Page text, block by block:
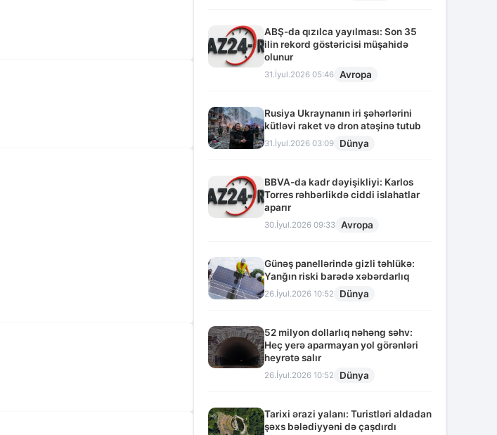
ABŞ-da qızılca yayılması: Son 35
ilin rekord göstəricisi müşahidə
olunur
31.İyul.2026 05:46 Avropa
Rusiya Ukraynanın iri şəhərlərini
kütləvi raket və dron atəşinə tutub
31.İyul.2026 03:09 Dünya
BBVA-da kadr dəyişikliyi: Karlos
Torres rəhbərlikdə ciddi islahatlar
aparır
30.İyul.2026 09:33 Avropa
Günəş panellərində gizli təhlükə:
Yanğın riski barədə xəbərdarlıq
26.İyul.2026 10:52 Dünya
52 milyon dollarlıq nəhəng səhv:
Heç yerə aparmayan yol görənləri
heyrətə salır
26.İyul.2026 10:52 Dünya
Tarixi ərazi yalanı: Turistləri aldadan
şəxs bələdiyyəni də çaşdırdı